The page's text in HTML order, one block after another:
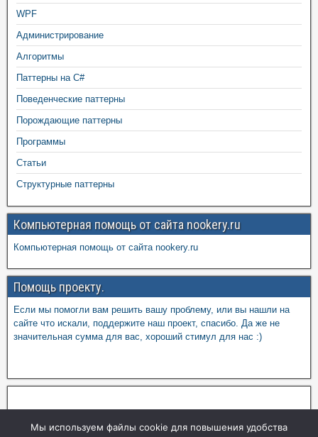
WPF
Администрирование
Алгоритмы
Паттерны на C#
Поведенческие паттерны
Порождающие паттерны
Программы
Статьи
Структурные паттерны
Компьютерная помощь от сайта nookery.ru
Компьютерная помощь от сайта nookery.ru
Помощь проекту.
Если мы помогли вам решить вашу проблему, или вы нашли на
сайте что искали, поддержите наш проект, спасибо. Да же не
значительная сумма для вас, хороший стимул для нас :)
Мы используем файлы cookie для повышения удобства